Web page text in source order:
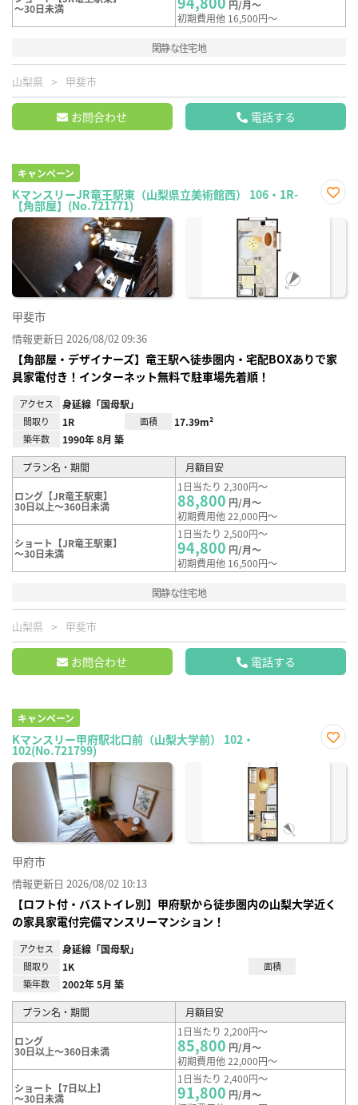
～30日未満
円/月～
初期費用他 16,500円～
閑静な住宅地
山梨県 甲斐市
お問合わせ 電話する
キャンペーン
KマンスリーJR竜王駅東（山梨県立美術館西） 106・1R-
【角部屋】(No.721771)
に入
甲斐市
情報更新日 2026/08/02 09:36
【角部屋・デザイナーズ】竜王駅へ徒歩圏内・宅配BOXありで家
具家電付き！インターネット無料で駐車場先着順！
アクセス 身延線「国母駅」
間取り 1R 面積 17.39m²
築年数 1990年 8月 築
プラン名・期間 月額目安
ロング【JR竜王駅東】
30日以上～360日未満
1日当たり 2,300円～
88,800 円/月～
初期費用他 22,000円～
ショート【JR竜王駅東】
～30日未満
1日当たり 2,500円～
94,800 円/月～
初期費用他 16,500円～
閑静な住宅地
山梨県 甲斐市
お問合わせ 電話する
キャンペーン
Kマンスリー甲府駅北口前（山梨大学前） 102・
102(No.721799)
に入
甲府市
情報更新日 2026/08/02 10:13
【ロフト付・バストイレ別】甲府駅から徒歩圏内の山梨大学近く
の家具家電付完備マンスリーマンション！
アクセス 身延線「国母駅」
間取り 1K
面積
築年数
2002年 5月 築
プラン名・期間 月額目安
ロング
30日以上～360日未満
1日当たり 2,200円～
85,800 円/月～
初期費用他 22,000円～
ショート【7日以上】
～30日未満
1日当たり 2,400円～
91,800 円/月～